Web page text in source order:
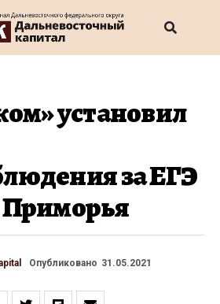
установил
за ЕГЭ
Опубликовано 31.05.2021